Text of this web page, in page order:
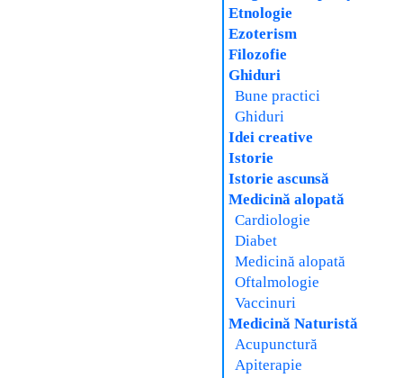
Etnologie
Ezoterism
Filozofie
Ghiduri
Bune practici
Ghiduri
Idei creative
Istorie
Istorie ascunsă
Medicină alopată
Cardiologie
Diabet
Medicină alopată
Oftalmologie
Vaccinuri
Medicină Naturistă
Acupunctură
Apiterapie